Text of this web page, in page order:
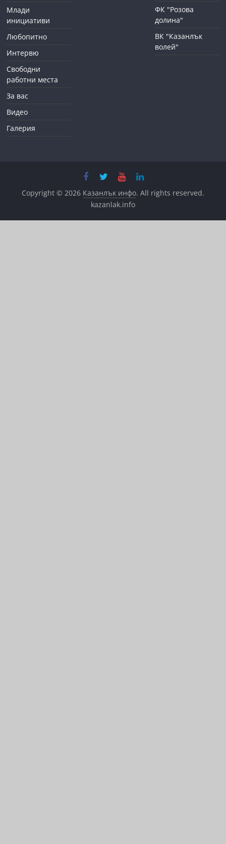
Млади
инициативи
Любопитно
Интервю
Свободни
работни места
За вас
Видео
Галерия
ФК "Розова
долина"
ВК "Казанлък
волей"
Copyright © 2026 Казанлък инфо. All rights reserved.
kazanlak.info